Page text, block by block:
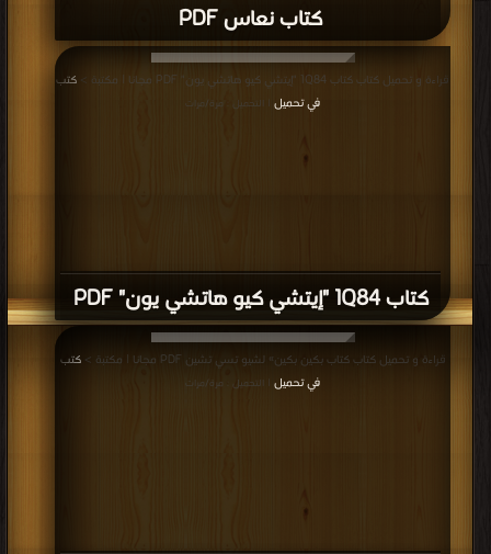
كتاب نعاس PDF
كتاب 1Q84 "إيتشي كيو هاتشي يون" PDF
قراءة و تحميل كتاب كتاب 1Q84 "إيتشي كيو هاتشي يون" PDF مجانا | مكتبة >
كتب
في تحميل
| التحميل : مرة/مرات
قراءة و تحميل كتاب كتاب بكين بكين» لشيو تسي تشين PDF مجانا | مكتبة >
كتب
في تحميل
| التحميل : مرة/مرات